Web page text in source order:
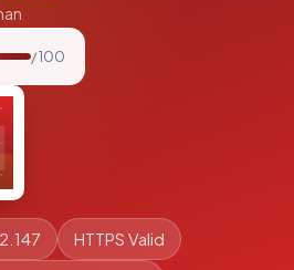
/ 100
HTTPS Valid